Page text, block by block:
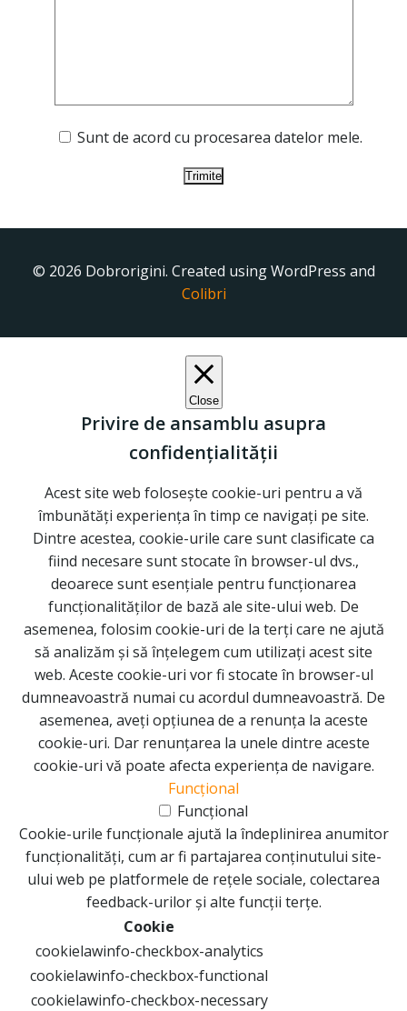
Sunt de acord cu procesarea datelor mele.
© 2026 Dobrorigini. Created using WordPress and
Colibri
Close
Privire de ansamblu asupra
confidențialității
Acest site web folosește cookie-uri pentru a vă
îmbunătăți experiența în timp ce navigați pe site.
Dintre acestea, cookie-urile care sunt clasificate ca
fiind necesare sunt stocate în browser-ul dvs.,
deoarece sunt esențiale pentru funcționarea
funcționalităților de bază ale site-ului web. De
asemenea, folosim cookie-uri de la terți care ne ajută
să analizăm și să înțelegem cum utilizați acest site
web. Aceste cookie-uri vor fi stocate în browser-ul
dumneavoastră numai cu acordul dumneavoastră. De
asemenea, aveți opțiunea de a renunța la aceste
cookie-uri. Dar renunțarea la unele dintre aceste
cookie-uri vă poate afecta experiența de navigare.
Funcțional
Funcțional
Cookie-urile funcționale ajută la îndeplinirea anumitor
funcționalități, cum ar fi partajarea conținutului site-
ului web pe platformele de rețele sociale, colectarea
feedback-urilor și alte funcții terțe.
Cookie
cookielawinfo-checkbox-analytics
cookielawinfo-checkbox-functional
cookielawinfo-checkbox-necessary